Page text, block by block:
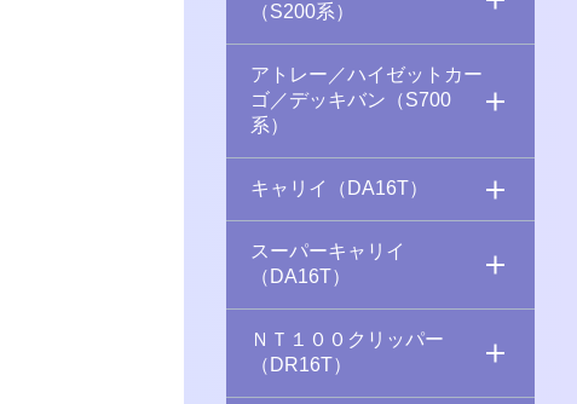
（S200系）
アトレー／ハイゼットカー
ゴ／デッキバン（S700
系）
キャリイ（DA16T）
スーパーキャリイ
（DA16T）
ＮＴ１００クリッパー
（DR16T）